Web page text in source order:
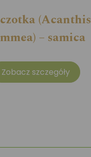
(Acanthis
– samica
Zobacz szczegóły